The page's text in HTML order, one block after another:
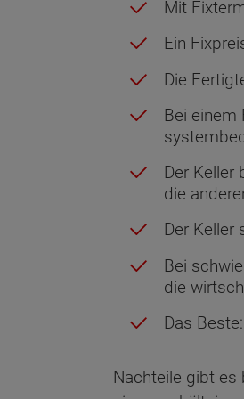
Mit
Ein
Die
Bei einem
Der Keller
die
Der Keller
Bei
die
Das
Nachteile gibt es